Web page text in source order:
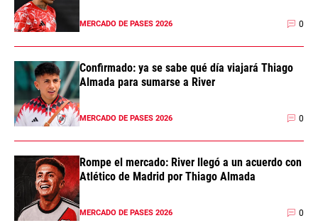
MERCADO DE PASES 2026 0
Confirmado: ya se sabe qué día viajará Thiago
Almada para sumarse a River
MERCADO DE PASES 2026 0
Rompe el mercado: River llegó a un acuerdo con
Atlético de Madrid por Thiago Almada
MERCADO DE PASES 2026 0